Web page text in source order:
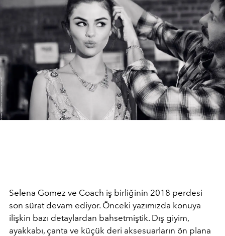
Selena Gomez ve Coach iş birliğinin 2018 perdesi
son sürat devam ediyor. Önceki yazımızda konuya
ilişkin bazı detaylardan bahsetmiştik. Dış giyim,
ayakkabı, çanta ve küçük deri aksesuarların ön plana